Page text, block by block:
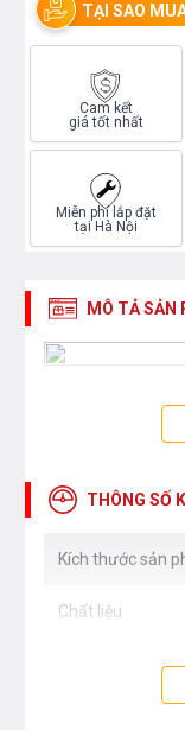
TẠI SAO
Cam kết
giá tốt nhất
Miễn phí lắp đặt
tại Hà Nội
MÔ TẢ SẢN
THÔNG SỐ
Kích thước sản
Chất liệu